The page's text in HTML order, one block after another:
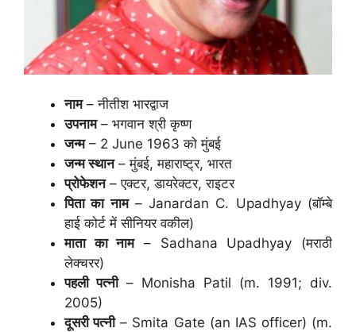
नाम– नीतीश भारद्वाज
उपनाम– भगवान श्री कृष्ण
जन्म– 2 June 1963 को मुंबई
जन्म स्थान– मुंबई, महाराष्ट्र, भारत
प्रोफेशन– एक्टर, डायरेक्टर, राइटर
पिता का नाम– Janardan C. Upadhyay (बॉम्बे
हाई कोर्ट में सीनियर वकील)
माता का नाम– Sadhana Upadhyay (मराठी
लेक्चरर)
पहली पत्नी– Monisha Patil (m. 1991; div.
2005)
दूसरी पत्नी– Smita Gate (an IAS officer) (m.